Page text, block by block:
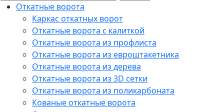
Откатные ворота
Каркас откатных ворот
Откатные ворота с калиткой
Откатные ворота из профлиста
Откатные ворота из евроштакетника
Откатные ворота из дерева
Откатные ворота из 3D сетки
Откатные ворота из поликарбоната
Кованые откатные ворота